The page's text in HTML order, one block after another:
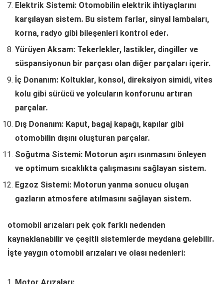
Elektrik Sistemi: Otomobilin elektrik ihtiyaçlarını
karşılayan sistem. Bu sistem farlar, sinyal lambaları,
korna, radyo gibi bileşenleri kontrol eder.
Yürüyen Aksam: Tekerlekler, lastikler, dingiller ve
süspansiyonun bir parçası olan diğer parçaları içerir.
İç Donanım: Koltuklar, konsol, direksiyon simidi, vites
kolu gibi sürücü ve yolcuların konforunu artıran
parçalar.
Dış Donanım: Kaput, bagaj kapağı, kapılar gibi
otomobilin dışını oluşturan parçalar.
Soğutma Sistemi: Motorun aşırı ısınmasını önleyen
ve optimum sıcaklıkta çalışmasını sağlayan sistem.
Egzoz Sistemi: Motorun yanma sonucu oluşan
gazların atmosfere atılmasını sağlayan sistem.
otomobil arızaları pek çok farklı nedenden
kaynaklanabilir ve çeşitli sistemlerde meydana gelebilir.
İşte yaygın otomobil arızaları ve olası nedenleri: